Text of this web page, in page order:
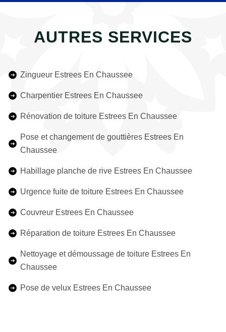
AUTRES SERVICES
Zingueur Estrees En Chaussee
Charpentier Estrees En Chaussee
Rénovation de toiture Estrees En Chaussee
Pose et changement de gouttières Estrees En
Chaussee
Habillage planche de rive Estrees En Chaussee
Urgence fuite de toiture Estrees En Chaussee
Couvreur Estrees En Chaussee
Réparation de toiture Estrees En Chaussee
Nettoyage et démoussage de toiture Estrees En
Chaussee
Pose de velux Estrees En Chaussee